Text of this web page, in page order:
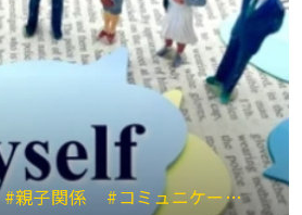
#親子関係 #コミュニケーション